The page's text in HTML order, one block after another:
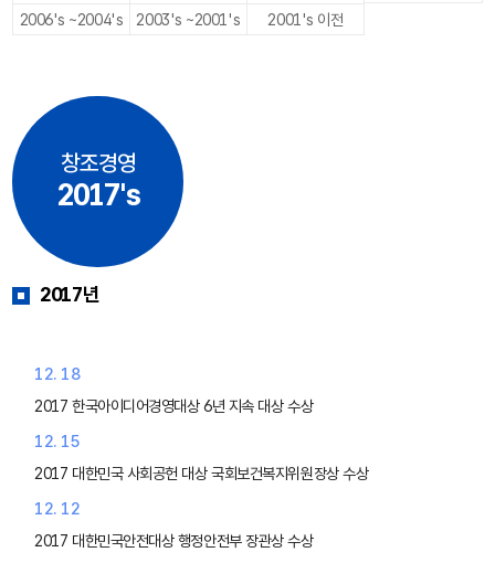
2006's ~2004's
2003's ~2001's 2001's 이전
창조경영
2017's
2017년
12. 18
2017 한국아이디어경영대상 6년 지속 대상 수상
12. 15
2017 대한민국 사회공헌 대상 국회보건복지위원장상 수상
12. 12
2017 대한민국안전대상 행정안전부 장관상 수상